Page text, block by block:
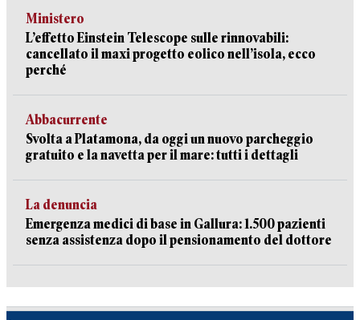
Ministero
L’effetto Einstein Telescope sulle rinnovabili:
cancellato il maxi progetto eolico nell’isola, ecco
perché
Abbacurrente
Svolta a Platamona, da oggi un nuovo parcheggio
gratuito e la navetta per il mare: tutti i dettagli
La denuncia
Emergenza medici di base in Gallura: 1.500 pazienti
senza assistenza dopo il pensionamento del dottore